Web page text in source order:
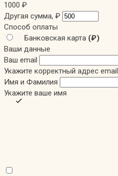
1000 ₽
Другая сумма, ₽
Способ оплаты
Банковская карта (₽)
Ваши данные
Ваш email
Укажите корректный адрес email
Имя и Фамилия
Укажите ваше имя